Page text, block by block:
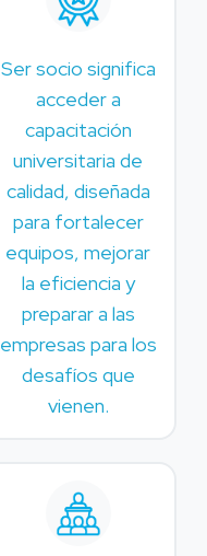
Ser socio significa
acceder a
capacitación
universitaria de
calidad, diseñada
para fortalecer
equipos, mejorar
la eficiencia y
preparar a las
empresas para los
desafíos que
vienen.